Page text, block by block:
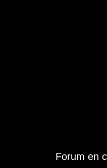
Forum en